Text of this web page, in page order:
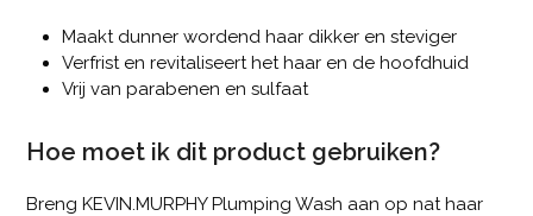
Maakt dunner wordend haar dikker en steviger
Verfrist en revitaliseert het haar en de hoofdhuid
Vrij van parabenen en sulfaat
Hoe moet ik dit product gebruiken?
Breng KEVIN.MURPHY Plumping Wash aan op nat haar